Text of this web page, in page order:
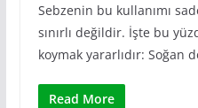
Sebzenin bu kullanımı
sınırlı değildir. İşte bu
koymak yararlıdır: Soğan
Read More